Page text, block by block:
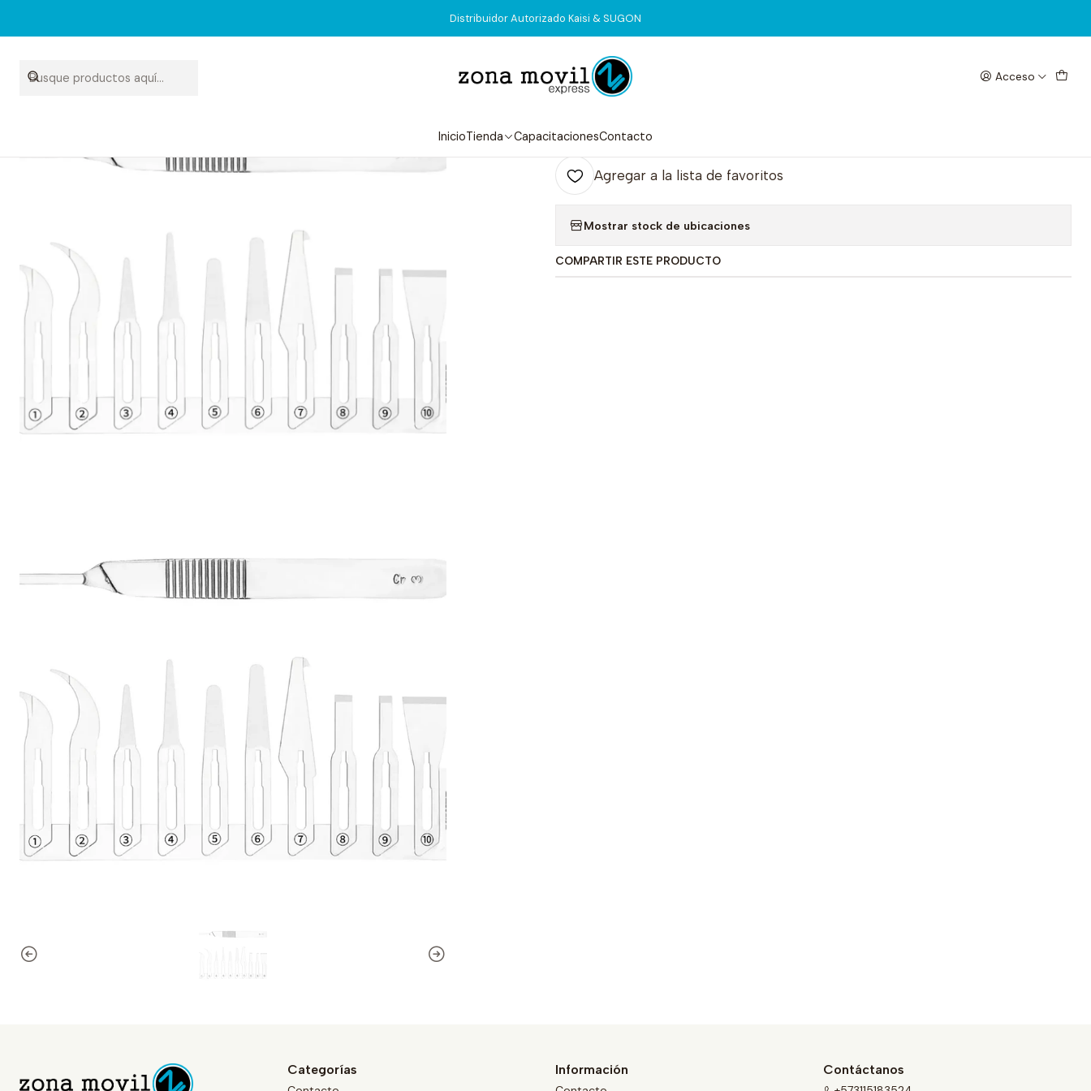
Acceso
InicioTienda CapacitacionesContacto
Distribuidor Autorizado Kaisi & SUGON
Tienda Herramientas Laminas Kaisi 10 en 1 KSDZ 001
|
Laminas Kaisi 10 en 1 KSDZ 001
Cantidad
Agregar a la lista de favoritos
Mostrar stock de ubicaciones
COMPARTIR ESTE PRODUCTO
Categorías Información Contáctanos